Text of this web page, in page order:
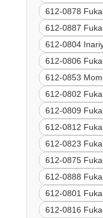
612-0878
612-0887
612-0804
612-0806
612-0853
612-0802
612-0809
612-0812
612-0823
612-0875
612-0888
612-0801
612-0816